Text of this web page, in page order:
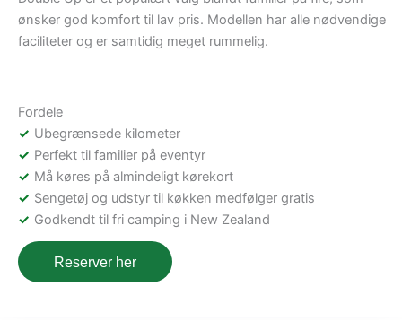
ønsker god komfort til lav pris. Modellen har alle nødvendige
faciliteter og er samtidig meget rummelig.
Fordele
Ubegrænsede kilometer
Perfekt til familier på eventyr
Må køres på almindeligt kørekort
Sengetøj og udstyr til køkken medfølger gratis
Godkendt til fri camping i New Zealand
Reserver her